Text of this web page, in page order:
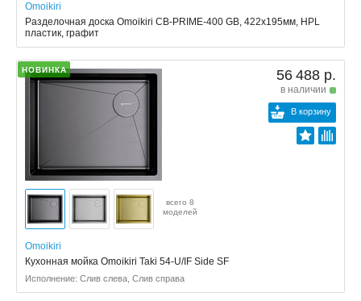
Omoikiri
Разделочная доска Omoikiri CB-PRIME-400 GB, 422x195мм, HPL
пластик, графит
НОВИНКА 56 488 р.
в наличии
В корзину
всего 8
моделей
Omoikiri
Кухонная мойка Omoikiri Taki 54-U/IF Side SF
Исполнение: Слив слева, Слив справа